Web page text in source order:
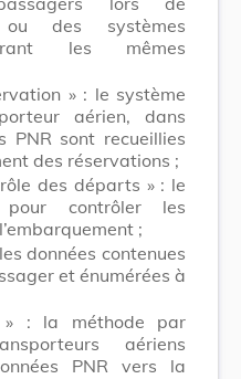
ou des systèmes
les mêmes
» : le système
aérien, dans
PNR sont recueillies
des réservations ;
des départs » : le
contrôler les
;
données contenues
et énumérées à
» : la méthode par
aériens
PNR vers la